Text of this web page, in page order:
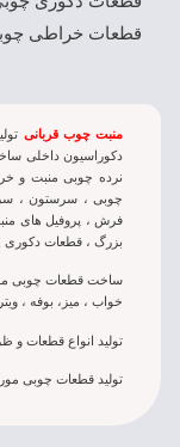
قطعات خراطی
منبت چوب قربانی
دکوراسيون داخلی
نرده چوبی منبت و
چوبی ، سرستون ،
فرش ، پروفیل های
بزرگ ، قطعات دکوری
ساخت قطعات چوبی
خواب ، ميز، بوفه ،
تولید انواع قطعات و
تولید قطعات چوبی